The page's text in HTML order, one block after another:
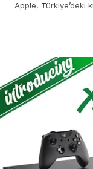
Apple, Türkiye’deki